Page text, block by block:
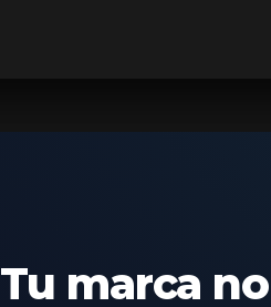
Tu marca